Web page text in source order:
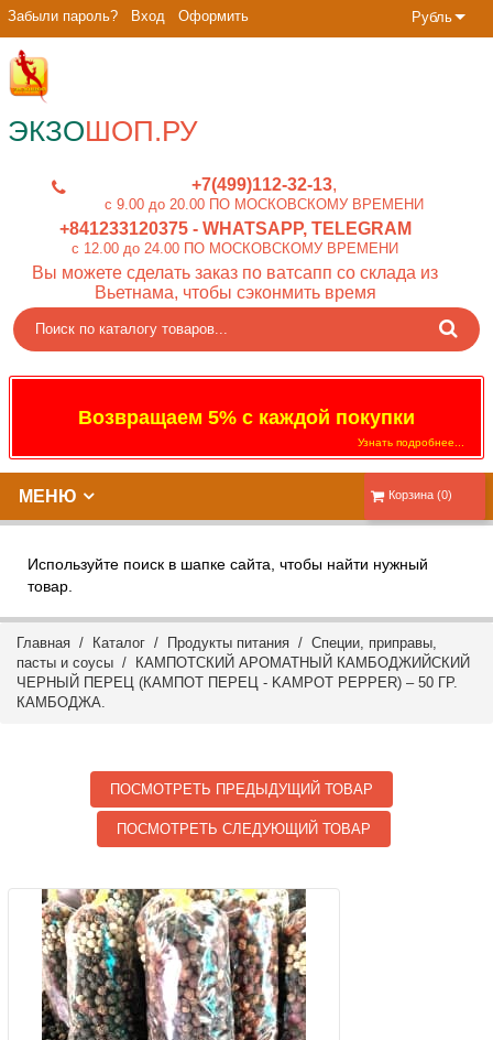
Рубль
Забыли пароль? Вход Оформить
ЭКЗОШОП.РУ
+7(499)112-32-13
c 9.00 до 20.00 ПО МОСКОВСКОМУ ВРЕМЕНИ
+841233120375- WHATSAPP, TELEGRAM
c 12.00 до 24.00 ПО МОСКОВСКОМУ ВРЕМЕНИ
Вы можете сделать заказ по ватсапп со склада из
Вьетнама, чтобы сэконмить время
Возвращаем 5% с каждой покупки
Узнать подробнее...
Корзина (0)
МЕНЮ
Используйте поиск в шапке сайта, чтобы найти нужный
товар.
Главная / Каталог / Продукты питания / Специи, приправы,
пасты и соусы / КАМПОТСКИЙ АРОМАТНЫЙ КАМБОДЖИЙСКИЙ
ЧЕРНЫЙ ПЕРЕЦ (КАМПОТ ПЕРЕЦ - KAMPOT PEPPER) – 50 ГР.
КАМБОДЖА.
ПОСМОТРЕТЬ ПРЕДЫДУЩИЙ ТОВАР
ПОСМОТРЕТЬ СЛЕДУЮЩИЙ ТОВАР